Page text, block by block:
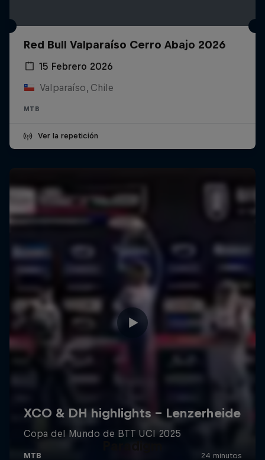
Red Bull Valparaíso Cerro Abajo 2026
15 Febrero 2026
Valparaíso, Chile
MTB
Ver la repetición